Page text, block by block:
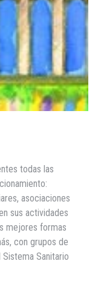
todas las
asociaciones
sus actividades
mejores formas
con grupos de
Sanitario